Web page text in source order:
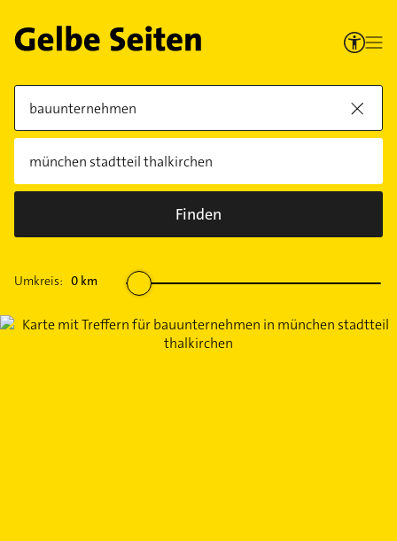
Finden
Umkreis: 0 km